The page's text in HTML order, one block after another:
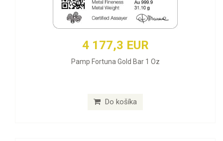
4 177,3 EUR
Pamp Fortuna Gold Bar 1 Oz
Do košíka